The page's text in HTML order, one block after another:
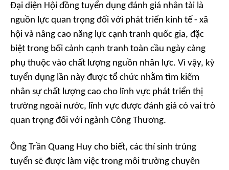
Đại diện Hội đồng tuyển dụng đánh giá nhân tài là
nguồn lực quan trọng đối với phát triển kinh tế - xã
hội và nâng cao năng lực cạnh tranh quốc gia, đặc
biệt trong bối cảnh cạnh tranh toàn cầu ngày càng
phụ thuộc vào chất lượng nguồn nhân lực. Vì vậy, kỳ
tuyển dụng lần này được tổ chức nhằm tìm kiếm
nhân sự chất lượng cao cho lĩnh vực phát triển thị
trường ngoài nước, lĩnh vực được đánh giá có vai trò
quan trọng đối với ngành Công Thương.
Ông Trần Quang Huy cho biết, các thí sinh trúng
tuyển sẽ được làm việc trong môi trường chuyên